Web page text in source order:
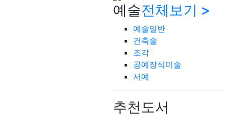
예술전체보기 >
예술일반
건축술
조각
공예장식미술
서예
추천도서